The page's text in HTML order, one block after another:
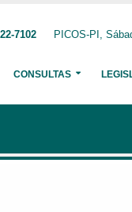
7102 PICOS-PI,
CONSULTAS